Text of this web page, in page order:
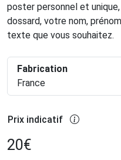
poster personnel et
dossard, votre nom,
texte que vous souhaitez.
Fabrication
France
Prix indicatif
20€